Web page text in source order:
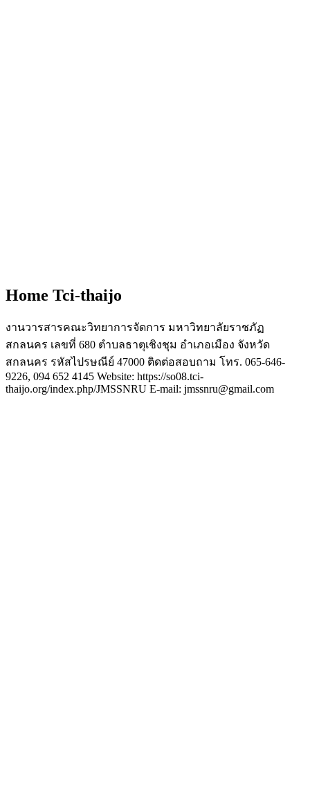
Home Tci-thaijo
งานวารสารคณะวิทยาการจัดการ มหาวิทยาลัยราชภัฏ
สกลนคร เลขที่ 680 ตำบลธาตุเชิงชุม อำเภอเมือง จังหวัด
สกลนคร รหัสไปรษณีย์ 47000 ติดต่อสอบถาม โทร. 065-646-
9226, 094 652 4145 Website: https://so08.tci-
thaijo.org/index.php/JMSSNRU E-mail: jmssnru@gmail.com